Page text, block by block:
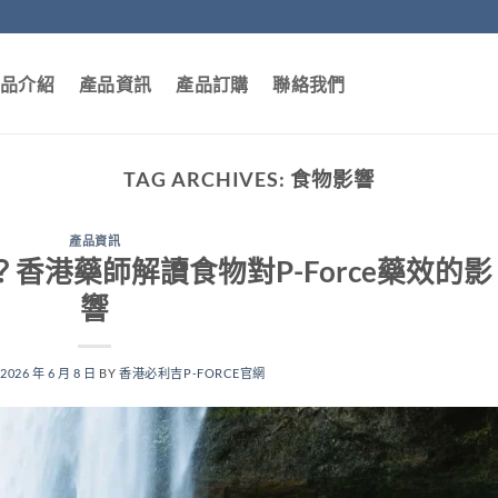
介紹 產品資訊 產品訂購 聯絡我們
TAG ARCHIVES:食物影響
產品資訊
香港藥師解讀食物對P-Force藥效的影
響
2026 年 6 月 8 日 BY香港必利吉P-FORCE官網